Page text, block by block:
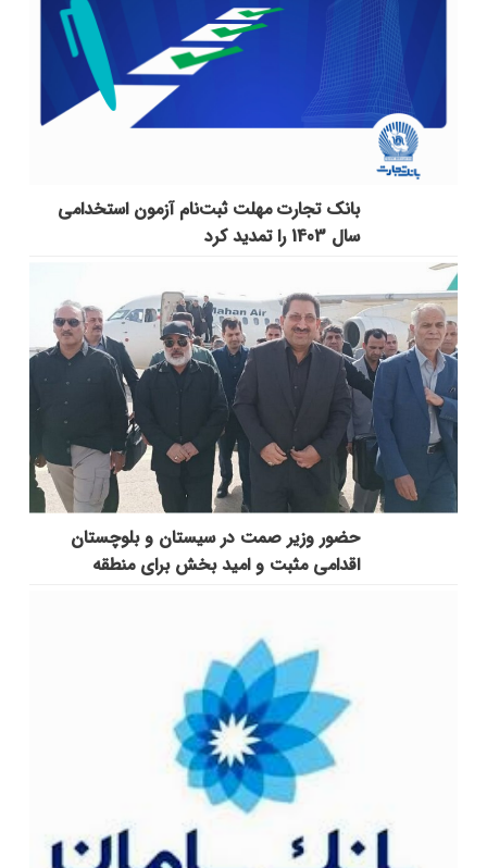
بانک تجارت مهلت ثبت‌نام آزمون استخدامی
سال 1403 را تمدید کرد
حضور وزیر صمت در سیستان و بلوچستان
اقدامی مثبت و امید بخش برای منطقه